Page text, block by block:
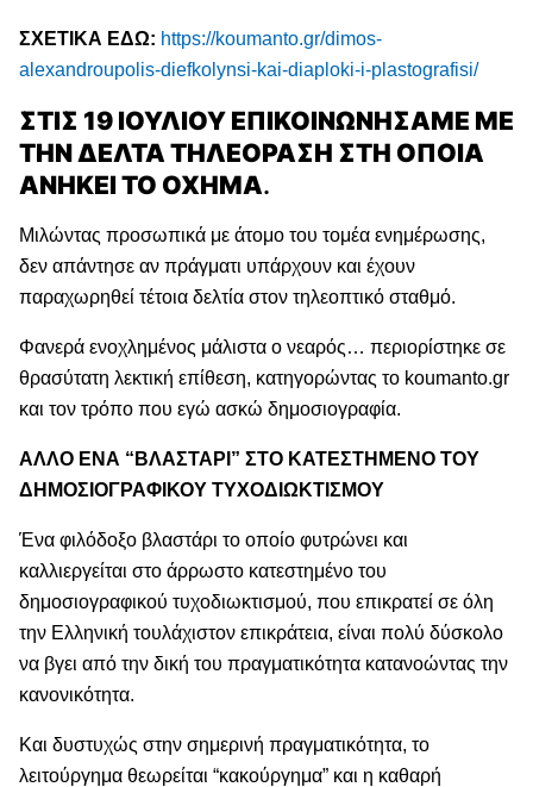
ΣΧΕΤΙΚΑ ΕΔΩ: https://koumanto.gr/dimos-
alexandroupolis-diefkolynsi-kai-diaploki-i-plastografisi/
ΣΤΙΣ 19 ΙΟΥΛΙΟΥ ΕΠΙΚΟΙΝΩΝΗΣΑΜΕ ΜΕ
ΤΗΝ ΔΕΛΤΑ ΤΗΛΕΟΡΑΣΗ ΣΤΗ ΟΠΟΙΑ
ΑΝΗΚΕΙ ΤΟ ΟΧΗΜΑ.
Μιλώντας προσωπικά με άτομο του τομέα ενημέρωσης,
δεν απάντησε αν πράγματι υπάρχουν και έχουν
παραχωρηθεί τέτοια δελτία στον τηλεοπτικό σταθμό.
Φανερά ενοχλημένος μάλιστα ο νεαρός… περιορίστηκε σε
θρασύτατη λεκτική επίθεση, κατηγορώντας το koumanto.gr
και τον τρόπο που εγώ ασκώ δημοσιογραφία.
ΑΛΛΟ ΕΝΑ “ΒΛΑΣΤΑΡΙ” ΣΤΟ ΚΑΤΕΣΤΗΜΕΝΟ ΤΟΥ
ΔΗΜΟΣΙΟΓΡΑΦΙΚΟΥ ΤΥΧΟΔΙΩΚΤΙΣΜΟΥ
Ένα φιλόδοξο βλαστάρι το οποίο φυτρώνει και
καλλιεργείται στο άρρωστο κατεστημένο του
δημοσιογραφικού τυχοδιωκτισμού, που επικρατεί σε όλη
την Ελληνική τουλάχιστον επικράτεια, είναι πολύ δύσκολο
να βγει από την δική του πραγματικότητα κατανοώντας την
κανονικότητα.
Και δυστυχώς στην σημερινή πραγματικότητα, το
λειτούργημα θεωρείται “κακούργημα” και η καθαρή